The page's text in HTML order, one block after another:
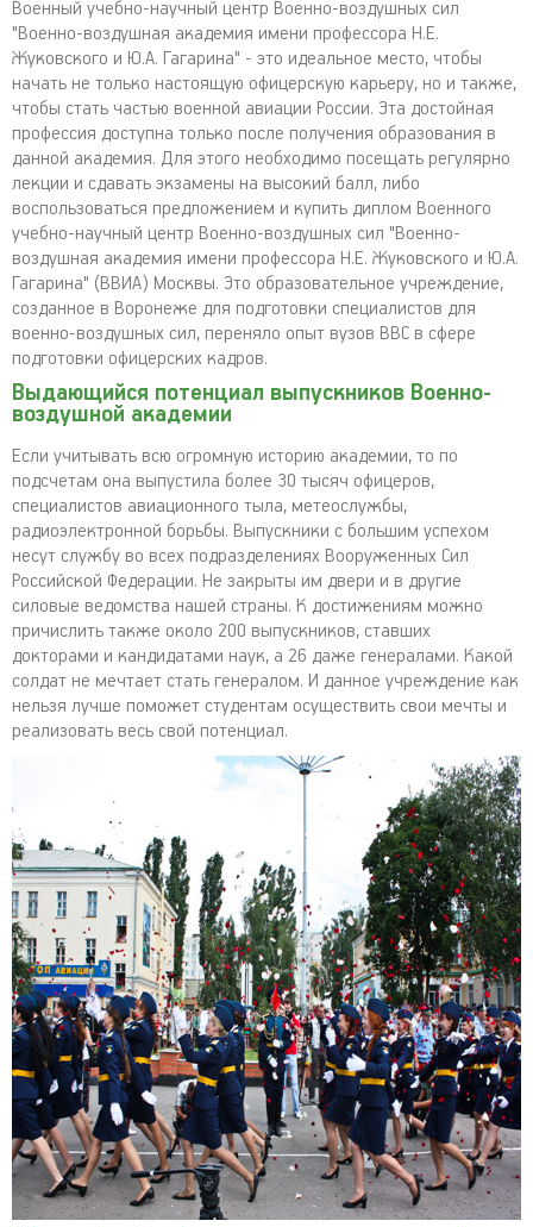
Военный учебно-научный центр Военно-воздушных сил
"Военно-воздушная академия имени профессора Н.Е.
Жуковского и Ю.А. Гагарина" - это идеальное место, чтобы
начать не только настоящую офицерскую карьеру, но и также,
чтобы стать частью военной авиации России. Эта достойная
профессия доступна только после получения образования в
данной академия. Для этого необходимо посещать регулярно
лекции и сдавать экзамены на высокий балл, либо
воспользоваться предложением и купить диплом Военного
учебно-научный центр Военно-воздушных сил "Военно-
воздушная академия имени профессора Н.Е. Жуковского и Ю.А.
Гагарина" (ВВИА) Москвы. Это образовательное учреждение,
созданное в Воронеже для подготовки специалистов для
военно-воздушных сил, переняло опыт вузов ВВС в сфере
подготовки офицерских кадров.
Выдающийся потенциал выпускников Военно-
воздушной академии
Если учитывать всю огромную историю академии, то по
подсчетам она выпустила более 30 тысяч офицеров,
специалистов авиационного тыла, метеослужбы,
радиоэлектронной борьбы. Выпускники с большим успехом
несут службу во всех подразделениях Вооруженных Сил
Российской Федерации. Не закрыты им двери и в другие
силовые ведомства нашей страны. К достижениям можно
причислить также около 200 выпускников, ставших
докторами и кандидатами наук, а 26 даже генералами. Какой
солдат не мечтает стать генералом. И данное учреждение как
нельзя лучше поможет студентам осуществить свои мечты и
реализовать весь свой потенциал.